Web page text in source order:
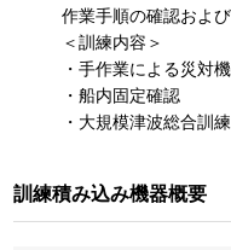
作業手順の確認およ
＜訓練内容＞
・手作業による災対
・船内固定確認
・大規模津波総合訓
訓練積み込み機器概要